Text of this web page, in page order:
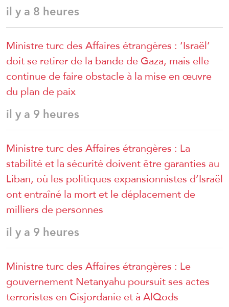
il y a 8 heures
Ministre turc des Affaires étrangères : ‘Israël’
doit se retirer de la bande de Gaza, mais elle
continue de faire obstacle à la mise en œuvre
du plan de paix
il y a 9 heures
Ministre turc des Affaires étrangères : La
stabilité et la sécurité doivent être garanties au
Liban, où les politiques expansionnistes d’Israël
ont entraîné la mort et le déplacement de
milliers de personnes
il y a 9 heures
Ministre turc des Affaires étrangères : Le
gouvernement Netanyahu poursuit ses actes
terroristes en Cisjordanie et à AlQods